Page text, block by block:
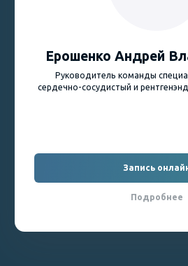
Ерошенко Андрей
Руководитель команды
cердечно-сосудистый и
Запись
Подробнее